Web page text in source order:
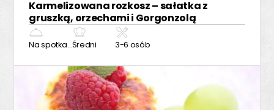
Karmelizowana rozkosz – sałatka z
gruszką, orzechami i Gorgonzolą
Na spotkanie z przyjaciółmiŚredni 3-6 osób